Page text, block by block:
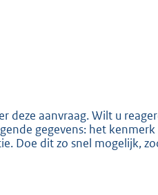
deze aanvraag. Wilt u
gegevens: het
Doe dit zo snel mogelijk,